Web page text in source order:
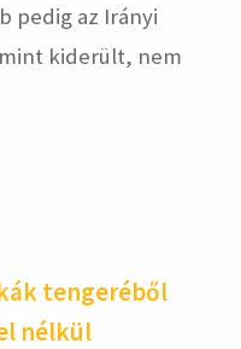
pedig az Irányi
kiderült, nem
tengeréből
nélkül